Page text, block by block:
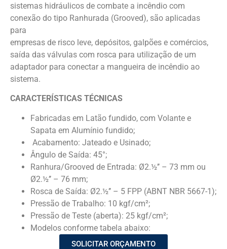
sistemas hidráulicos de combate a incêndio com
conexão do tipo Ranhurada (Grooved), são aplicadas
para
empresas de risco leve, depósitos, galpões e comércios,
saída das válvulas com rosca para utilização de um
adaptador para conectar a mangueira de incêndio ao
sistema.
CARACTERÍSTICAS TÉCNICAS
Fabricadas em Latão fundido, com Volante e
Sapata em Alumínio fundido;
Acabamento: Jateado e Usinado;
Ângulo de Saída: 45°;
Ranhura/Grooved de Entrada: Ø2.½’’ – 73 mm ou
Ø2.½’’ – 76 mm;
Rosca de Saída: Ø2.½’’ – 5 FPP (ABNT NBR 5667-1);
Pressão de Trabalho: 10 kgf/cm²;
Pressão de Teste (aberta): 25 kgf/cm²;
Modelos conforme tabela abaixo:
SOLICITAR ORÇAMENTO